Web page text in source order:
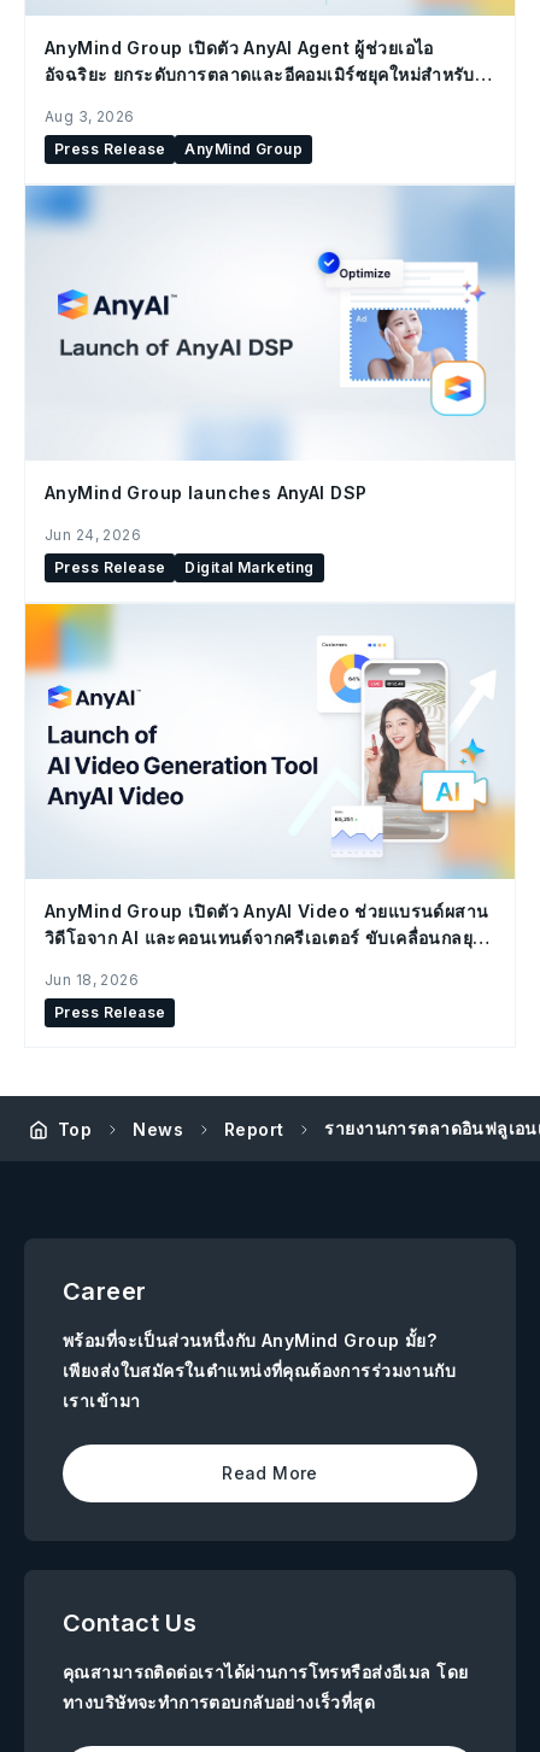
AnyMind Group เปิดตัว AnyAI Agent ผู้ช่วยเอไอ
อัจฉริยะ ยกระดับการตลาดและอีคอมเมิร์ซยุคใหม่สำหรับ
Aug 3, 2026
Press Release
AnyMind Group
AnyMind Group launches AnyAI DSP
Jun 24, 2026
Press Release
Digital Marketing
AnyMind Group เปิดตัว AnyAI Video ช่วยแบรนด์ผสาน
วิดีโอจาก AI และคอนเทนต์จากครีเอเตอร์ ขับเคลื่อนกลยุทธ์
Jun 18, 2026
Press Release
Top News Report รายงานการตลาดอินฟลูเอ
Career
พร้อมที่จะเป็นส่วนหนึ่งกับ AnyMind Group มั้ย?
เพียงส่งใบสมัครในตำแหน่งที่คุณต้องการร่วมงานกับ
เราเข้ามา
Read More
Contact Us
คุณสามารถติดต่อเราได้ผ่านการโทรหรือส่งอีเมล โดย
ทางบริษัทจะทำการตอบกลับอย่างเร็วที่สุด